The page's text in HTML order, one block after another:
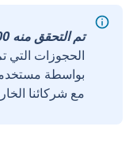
تم التحقق منه 100%
الحجوزات التي
مع شركائنا